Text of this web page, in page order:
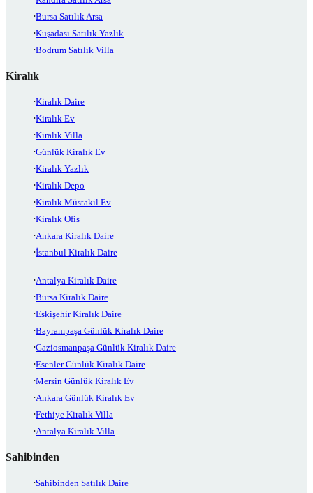
Bursa Satılık Arsa
Kuşadası Satılık Yazlık
Bodrum Satılık Villa
Kiralık
Kiralık Daire
Kiralık Ev
Kiralık Villa
Günlük Kiralık Ev
Kiralık Yazlık
Kiralık Depo
Kiralık Müstakil Ev
Kiralık Ofis
Ankara Kiralık Daire
İstanbul Kiralık Daire
Antalya Kiralık Daire
Bursa Kiralık Daire
Eskişehir Kiralık Daire
Bayrampaşa Günlük Kiralık Daire
Gaziosmanpaşa Günlük Kiralık Daire
Esenler Günlük Kiralık Daire
Mersin Günlük Kiralık Ev
Ankara Günlük Kiralık Ev
Fethiye Kiralık Villa
Antalya Kiralık Villa
Sahibinden
Sahibinden Satılık Daire